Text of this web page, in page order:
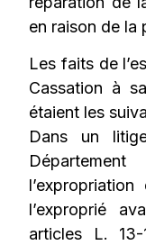
en raison de la
Les faits de
Cassation à
étaient les
Dans un
l’exproprié
articles L.